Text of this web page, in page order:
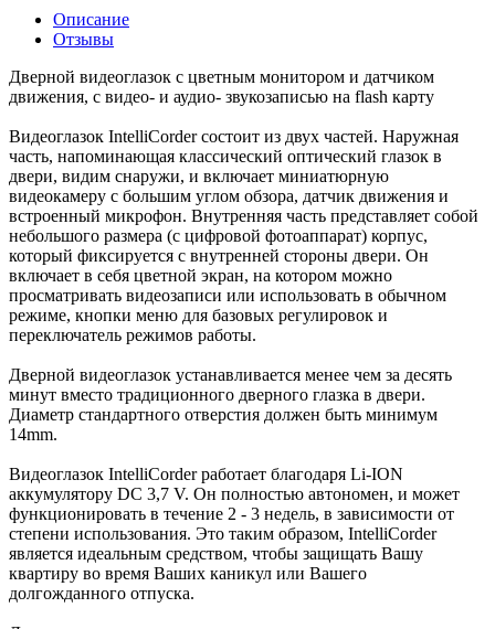
Описание
Отзывы
Дверной видеоглазок с цветным монитором и датчиком
движения, с видео- и аудио- звукозаписью на flash карту
Видеоглазок IntelliCorder состоит из двух частей. Наружная
часть, напоминающая классический оптический глазок в
двери, видим снаружи, и включает миниатюрную
видеокамеру с большим углом обзора, датчик движения и
встроенный микрофон. Внутренняя часть представляет собой
небольшого размера (с цифровой фотоаппарат) корпус,
который фиксируется с внутренней стороны двери. Он
включает в себя цветной экран, на котором можно
просматривать видеозаписи или использовать в обычном
режиме, кнопки меню для базовых регулировок и
переключатель режимов работы.
Дверной видеоглазок устанавливается менее чем за десять
минут вместо традиционного дверного глазка в двери.
Диаметр стандартного отверстия должен быть минимум
14mm.
Видеоглазок IntelliCorder работает благодаря Li-ION
аккумулятору DC 3,7 V. Он полностью автономен, и может
функционировать в течение 2 - 3 недель, в зависимости от
степени использования. Это таким образом, IntelliCorder
является идеальным средством, чтобы защищать Вашу
квартиру во время Ваших каникул или Вашего
долгожданного отпуска.